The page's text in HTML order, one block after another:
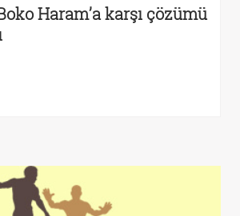
Haram’a karşı çözümü